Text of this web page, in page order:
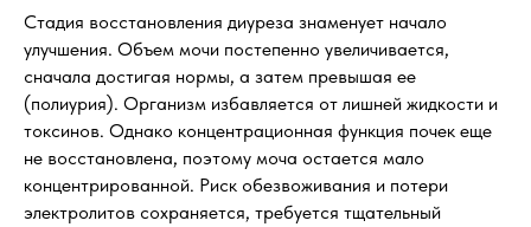
Стадия восстановления диуреза знаменует начало
улучшения. Объем мочи постепенно увеличивается,
сначала достигая нормы, а затем превышая ее
(полиурия). Организм избавляется от лишней жидкости и
токсинов. Однако концентрационная функция почек еще
не восстановлена, поэтому моча остается мало
концентрированной. Риск обезвоживания и потери
электролитов сохраняется, требуется тщательный